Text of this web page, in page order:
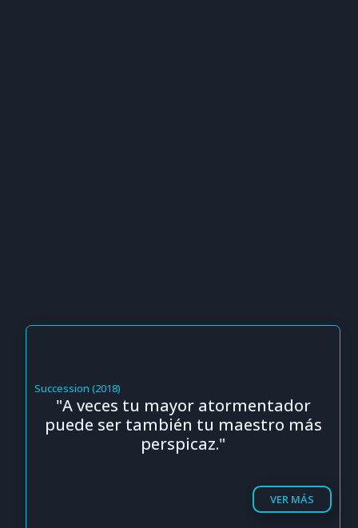
Succession (2018)
"A veces tu mayor atormentador
puede ser también tu maestro más
perspicaz."
VER MÁS